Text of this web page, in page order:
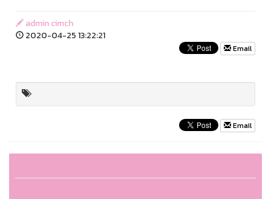
admin cimch
2020-04-25 13:22:21
Email
Email